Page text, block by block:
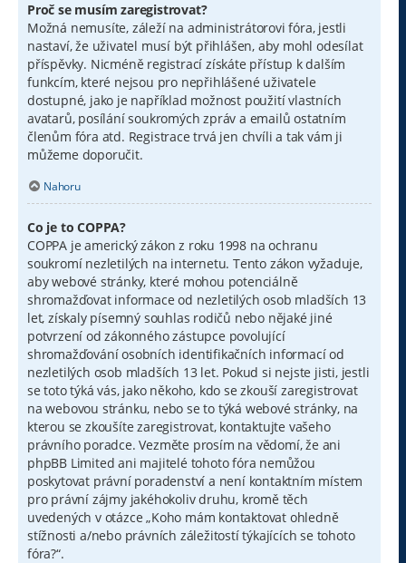
Proč se musím zaregistrovat?
Možná nemusíte, záleží na administrátorovi fóra, jestli
nastaví, že uživatel musí být přihlášen, aby mohl odesílat
příspěvky. Nicméně registrací získáte přístup k dalším
funkcím, které nejsou pro nepřihlášené uživatele
dostupné, jako je například možnost použití vlastních
avatarů, posílání soukromých zpráv a emailů ostatním
členům fóra atd. Registrace trvá jen chvíli a tak vám ji
můžeme doporučit.
Nahoru
Co je to COPPA?
COPPA je americký zákon z roku 1998 na ochranu
soukromí nezletilých na internetu. Tento zákon vyžaduje,
aby webové stránky, které mohou potenciálně
shromažďovat informace od nezletilých osob mladších 13
let, získaly písemný souhlas rodičů nebo nějaké jiné
potvrzení od zákonného zástupce povolující
shromažďování osobních identifikačních informací od
nezletilých osob mladších 13 let. Pokud si nejste jisti, jestli
se toto týká vás, jako někoho, kdo se zkouší zaregistrovat
na webovou stránku, nebo se to týká webové stránky, na
kterou se zkoušíte zaregistrovat, kontaktujte vašeho
právního poradce. Vezměte prosím na vědomí, že ani
phpBB Limited ani majitelé tohoto fóra nemůžou
poskytovat právní poradenství a není kontaktním místem
pro právní zájmy jakéhokoliv druhu, kromě těch
uvedených v otázce „Koho mám kontaktovat ohledně
stížnosti a/nebo právních záležitostí týkajících se tohoto
fóra?“.